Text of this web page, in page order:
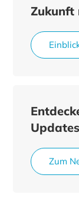
Zukunft
Zum